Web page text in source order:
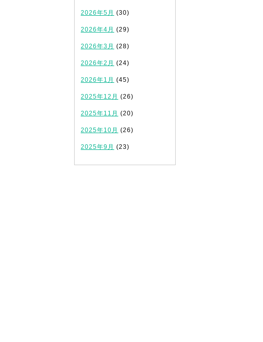
2026年5月 (30)
2026年4月 (29)
2026年3月 (28)
2026年2月 (24)
2026年1月 (45)
2025年12月 (26)
2025年11月 (20)
2025年10月 (26)
2025年9月 (23)